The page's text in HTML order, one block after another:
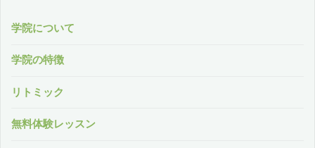
学院について
学院の特徴
リトミック
無料体験レッスン